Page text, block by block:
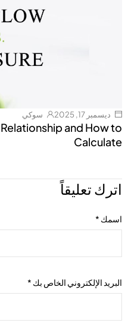
ديسمبر 17, 2025 سوكي
and How to
Calculate
اترك تعليقاً
اسمك *
البريد الإلكتروني الخاص بك *